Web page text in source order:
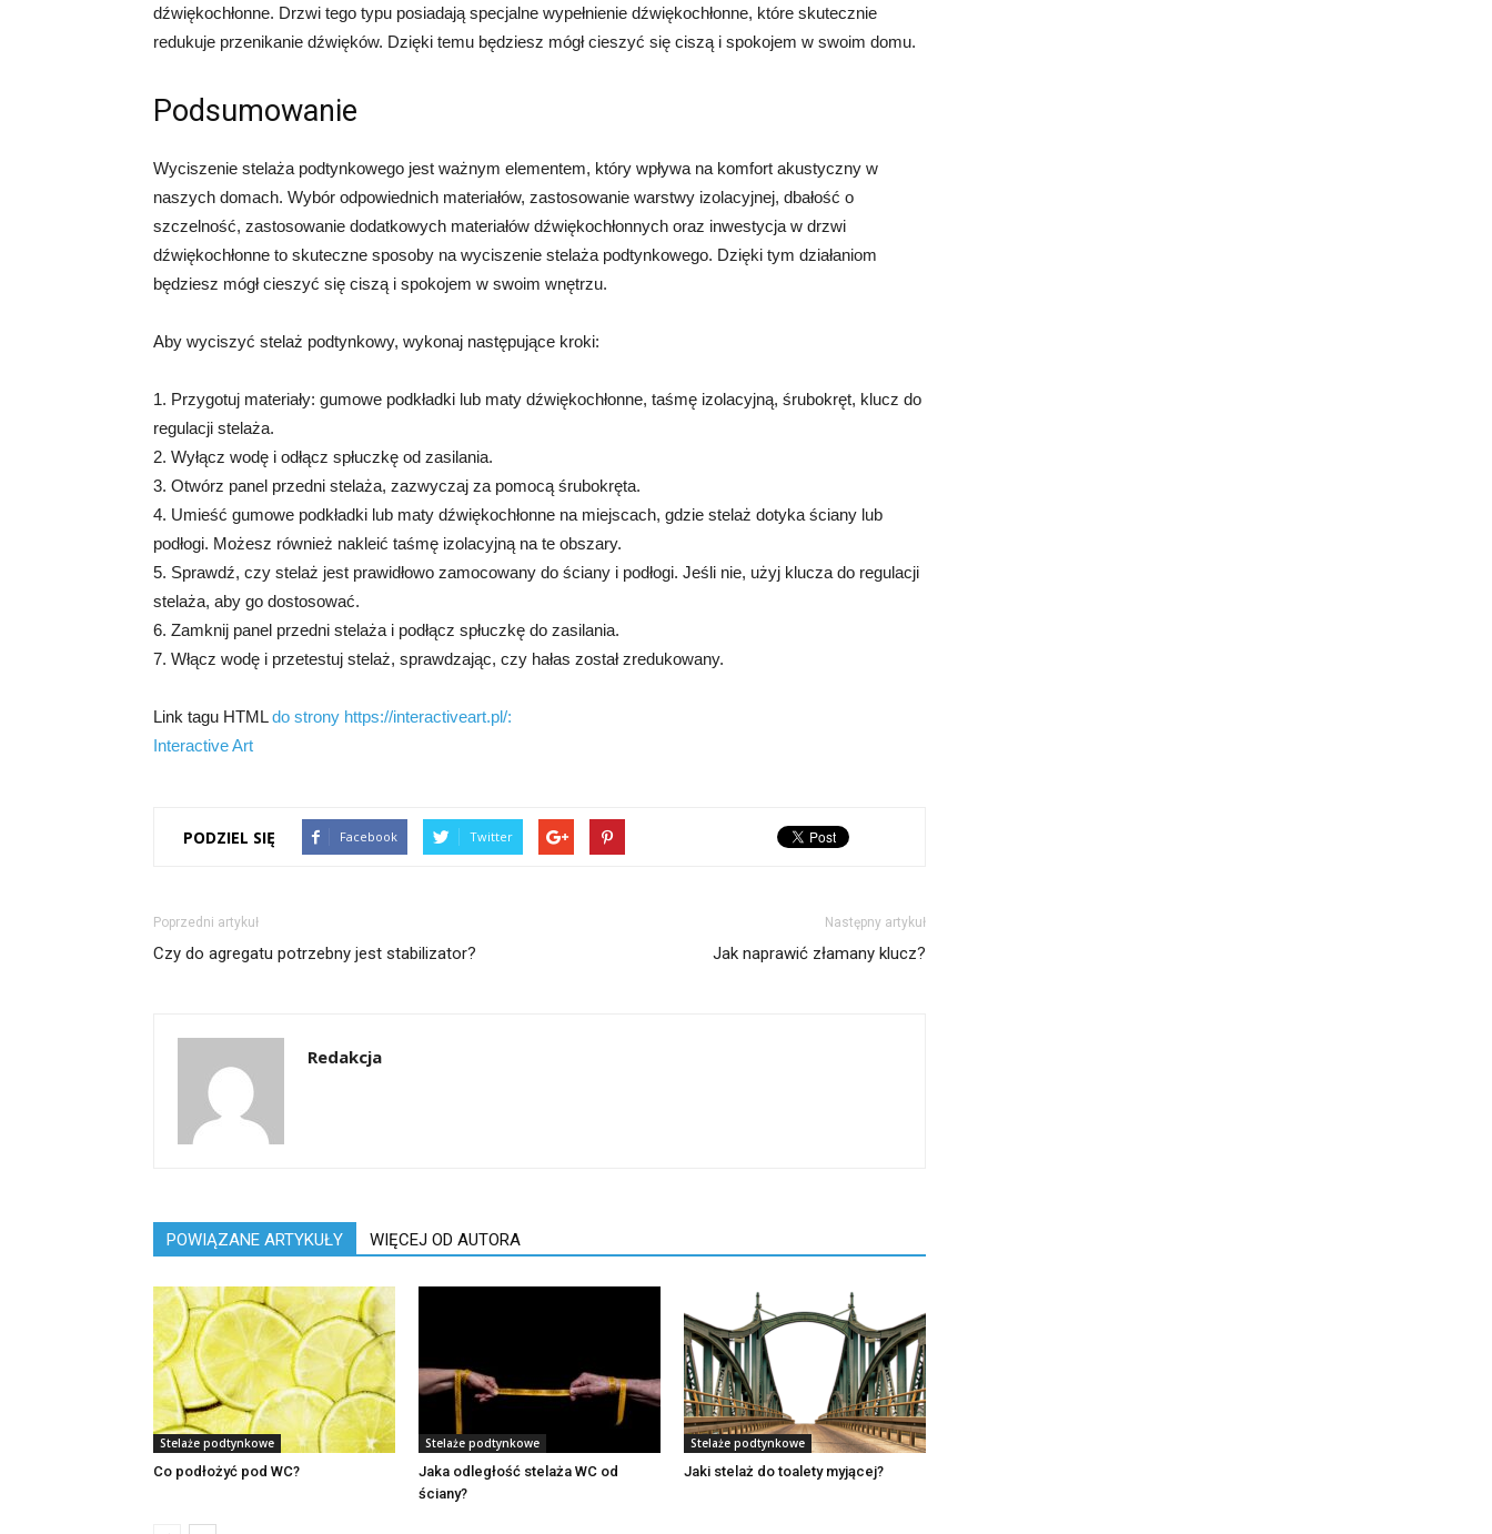
dźwiękochłonne. Drzwi tego typu posiadają specjalne wypełnienie dźwiękochłonne, które skutecznie
redukuje przenikanie dźwięków. Dzięki temu będziesz mógł cieszyć się ciszą i spokojem w swoim domu.
Podsumowanie
Wyciszenie stelaża podtynkowego jest ważnym elementem, który wpływa na komfort akustyczny w
naszych domach. Wybór odpowiednich materiałów, zastosowanie warstwy izolacyjnej, dbałość o
szczelność, zastosowanie dodatkowych materiałów dźwiękochłonnych oraz inwestycja w drzwi
dźwiękochłonne to skuteczne sposoby na wyciszenie stelaża podtynkowego. Dzięki tym działaniom
będziesz mógł cieszyć się ciszą i spokojem w swoim wnętrzu.
Aby wyciszyć stelaż podtynkowy, wykonaj następujące kroki:
1. Przygotuj materiały: gumowe podkładki lub maty dźwiękochłonne, taśmę izolacyjną, śrubokręt, klucz do
regulacji stelaża.
2. Wyłącz wodę i odłącz spłuczkę od zasilania.
3. Otwórz panel przedni stelaża, zazwyczaj za pomocą śrubokręta.
4. Umieść gumowe podkładki lub maty dźwiękochłonne na miejscach, gdzie stelaż dotyka ściany lub
podłogi. Możesz również nakleić taśmę izolacyjną na te obszary.
5. Sprawdź, czy stelaż jest prawidłowo zamocowany do ściany i podłogi. Jeśli nie, użyj klucza do regulacji
stelaża, aby go dostosować.
6. Zamknij panel przedni stelaża i podłącz spłuczkę do zasilania.
7. Włącz wodę i przetestuj stelaż, sprawdzając, czy hałas został zredukowany.
Link tagu HTMLdo strony https://interactiveart.pl/:
Interactive Art
PODZIEL SIĘ Facebook Twitter
Poprzedni artykuł
Czy do agregatu potrzebny jest stabilizator?
Następny artykuł
Jak naprawić złamany klucz?
Redakcja
POWIĄZANE ARTYKUŁY WIĘCEJ OD AUTORA
Stelaże podtynkowe
Co podłożyć pod WC?
Stelaże podtynkowe
Jaka odległość stelaża WC od
ściany?
Stelaże podtynkowe
Jaki stelaż do toalety myjącej?